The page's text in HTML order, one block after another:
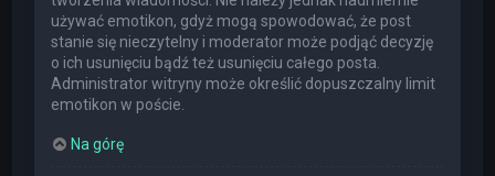
używać emotikon, gdyż mogą spowodować, że post
stanie się nieczytelny i moderator może podjąć decyzję
o ich usunięciu bądź też usunięciu całego posta.
Administrator witryny może określić dopuszczalny limit
emotikon w poście.
Na górę